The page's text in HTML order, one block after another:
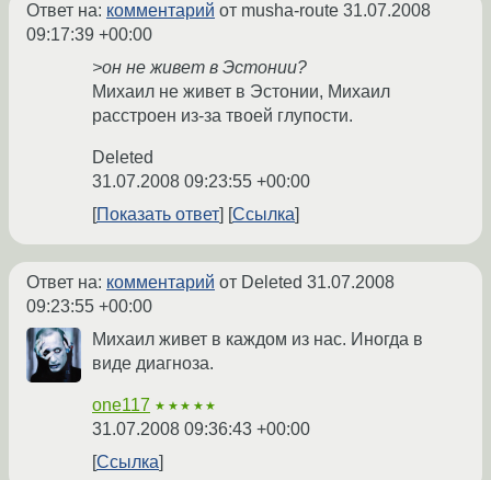
Ответ на: комментарий от musha-route 31.07.2008
09:17:39 +00:00
>он не живет в Эстонии?
Михаил не живет в Эстонии, Михаил
расстроен из-за твоей глупости.
Deleted
31.07.2008 09:23:55 +00:00
Показать ответ
Ссылка
Ответ на: комментарий от Deleted 31.07.2008
09:23:55 +00:00
Михаил живет в каждом из нас. Иногда в
виде диагноза.
one117 ★★★★★
31.07.2008 09:36:43 +00:00
Ссылка